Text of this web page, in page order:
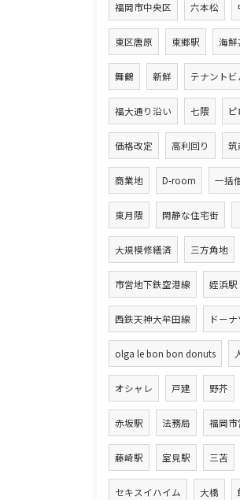
福岡市中央区 六本松
東区唐原 東郷駅 海鮮
舞鶴 新鮮 テナントビ
福大通り沿い 七隈
価格改定 高利回り 筑
商業地 D-room 一括
東月隈 閑静な住宅街
大規模修繕済 三方角地
市営地下鉄空港線 姪浜駅
西鉄天神大牟田線 ドーナ
olga le bon bon donuts
オシャレ 戸建 野芥
赤坂駅 法務局 福岡市
藤崎駅 室見駅 三苫
セキスイハイム 大橋